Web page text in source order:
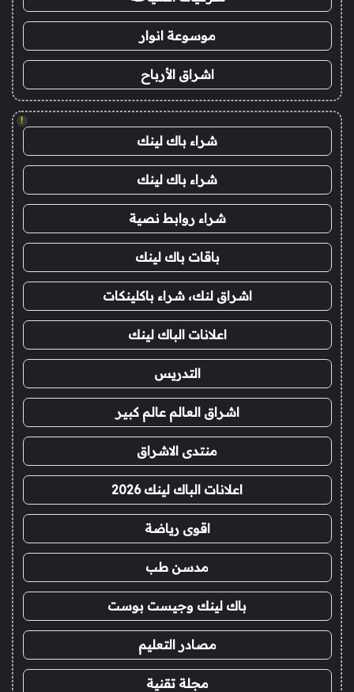
موسوعة انوار
اشراق الأرباح
!
شراء باك لينك
شراء باك لينك
شراء روابط نصية
باقات باك لينك
اشراق لنك، شراء باكلينكات
اعلانات الباك لينك
التدريس
اشراق العالم عالم كبير
منتدى الاشراق
اعلانات الباك لينك 2026
اقوى رياضة
مدسن طب
باك لينك وجيست بوست
مصادر التعليم
مجلة تقنية